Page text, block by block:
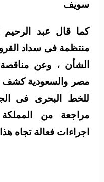
سويف
كما قال عبد الرحيم
منتظمة فى سداد
الشأن ، وعن
مصر والسعودية كشف
للخط البحرى فى
مراجعة من
اجراءات فعالة تجاه